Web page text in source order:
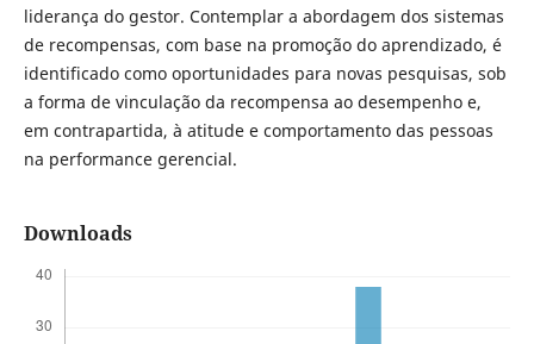
liderança do gestor. Contemplar a abordagem dos sistemas
de recompensas, com base na promoção do aprendizado, é
identificado como oportunidades para novas pesquisas, sob
a forma de vinculação da recompensa ao desempenho e,
em contrapartida, à atitude e comportamento das pessoas
na performance gerencial.
Downloads